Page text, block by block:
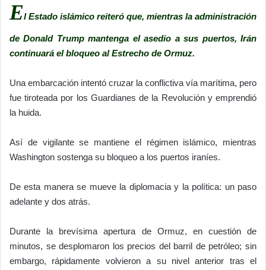
El Estado islámico reiteró que, mientras la administración
deDonald Trumpmantenga el asedio a sus puertos, Irán
continuará el bloqueo alEstrecho de Ormuz.
Una embarcación intentó cruzar la conflictiva vía marítima, pero
fue tiroteada por los Guardianes de la Revolución y emprendió
la huida.
Así de vigilante se mantiene el régimen islámico, mientras
Washington sostenga su bloqueo a los puertos iraníes.
De esta manera se mueve la diplomacia y la política: un paso
adelante y dos atrás.
Durante la brevísima apertura de Ormuz, en cuestión de
minutos, se desplomaron los precios del barril de petróleo; sin
embargo, rápidamente volvieron a su nivel anterior tras el